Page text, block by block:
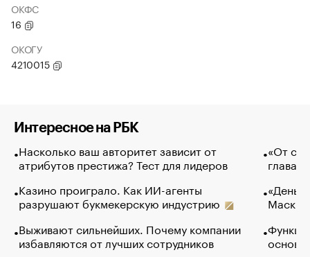
ОКФС
16
ОКОГУ
4210015
Интересное на РБК
Насколько ваш авторитет зависит от
атрибутов престижа? Тест для лидеров
Казино проиграло. Как ИИ-агенты
разрушают букмекерскую индустрию
Выживают сильнейших. Почему компании
избавляются от лучших сотрудников
«От
глава
Маск в
основ